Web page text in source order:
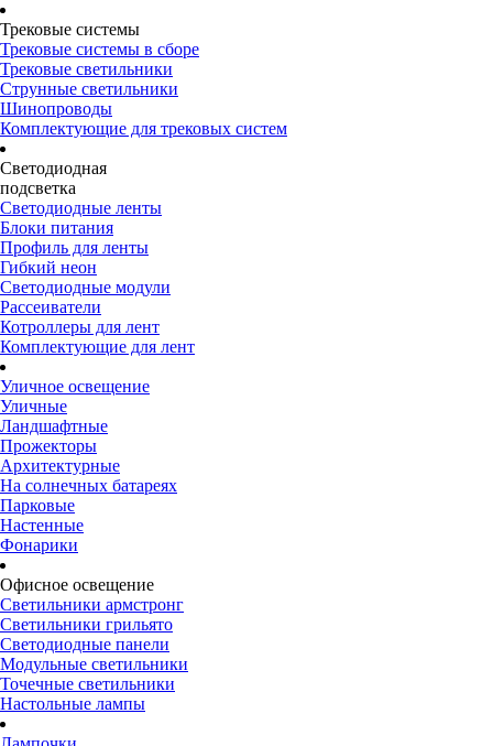
Трековые системы
Трековые системы в сборе
Трековые светильники
Струнные светильники
Шинопроводы
Комплектующие для трековых систем
Светодиодная
подсветка
Светодиодные ленты
Блоки питания
Профиль для ленты
Гибкий неон
Светодиодные модули
Рассеиватели
Котроллеры для лент
Комплектующие для лент
Уличное освещение
Уличные
Ландшафтные
Прожекторы
Архитектурные
На солнечных батареях
Парковые
Настенные
Фонарики
Офисное освещение
Светильники армстронг
Светильники грильято
Светодиодные панели
Модульные светильники
Точечные светильники
Настольные лампы